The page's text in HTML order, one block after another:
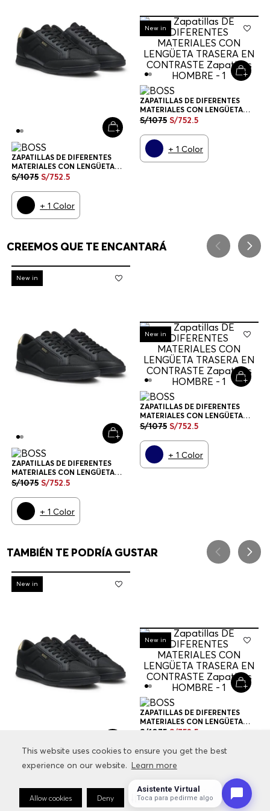
This website uses cookies to ensure you get the best
experience on our website. Learn more
Allow cookies Deny Cookie Preferences
This website uses cookies to ensure you get the best
experience on our website. Learn more
Allow cookies Deny Cookie Preferences
AGREGAR A BOLSA
ZAPATILLAS DE DIFERENTES
MATERIALES CON LENGÜETA
TRASERA EN CONTRASTE
ZAPATILLAS HOMBRE
S/1075 S/752.5
+1 Color
-30%
New in
ZAPATILLAS DE DIFERENTES
MATERIALES CON LENGÜETA
TRASERA EN CONTRASTE
S/1075 S/752.5
+ 1 Color
CREEMOS QUE TE ENCANTARÁ
-30%
New in
ZAPATILLAS DE DIFERENTES
MATERIALES CON LENGÜETA
TRASERA EN CONTRASTE
S/1075 S/752.5
+1 Color
-30%
New in
ZAPATILLAS DE DIFERENTES
MATERIALES CON LENGÜETA
TRASERA EN CONTRASTE
S/1075 S/752.5
+ 1 Color
TAMBIÉN TE PODRÍA GUSTAR
-30%
New in
ZAPATILLAS DE DIFERENTES
TRASERA EN CONTRASTE
ZAPATILLAS HOMBRE
S/1075 S/752.5
-30%
New in
ZAPATILLAS DE DIFERENTES
MATERIALES CON LENGÜETA
TRASERA EN CONTRASTE
S/1075 S/752 5
Asistente Virtual
Toca para pedirme algo